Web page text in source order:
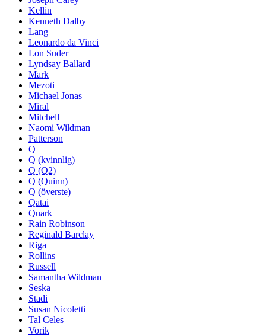
Kellin
Kenneth Dalby
Lang
Leonardo da Vinci
Lon Suder
Lyndsay Ballard
Mark
Mezoti
Michael Jonas
Miral
Mitchell
Naomi Wildman
Patterson
Q
Q (kvinnlig)
Q (Q2)
Q (Quinn)
Q (överste)
Qatai
Quark
Rain Robinson
Reginald Barclay
Riga
Rollins
Russell
Samantha Wildman
Seska
Stadi
Susan Nicoletti
Tal Celes
Vorik